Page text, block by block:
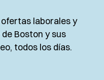
laborales y
Boston y sus
todos los días.
with us